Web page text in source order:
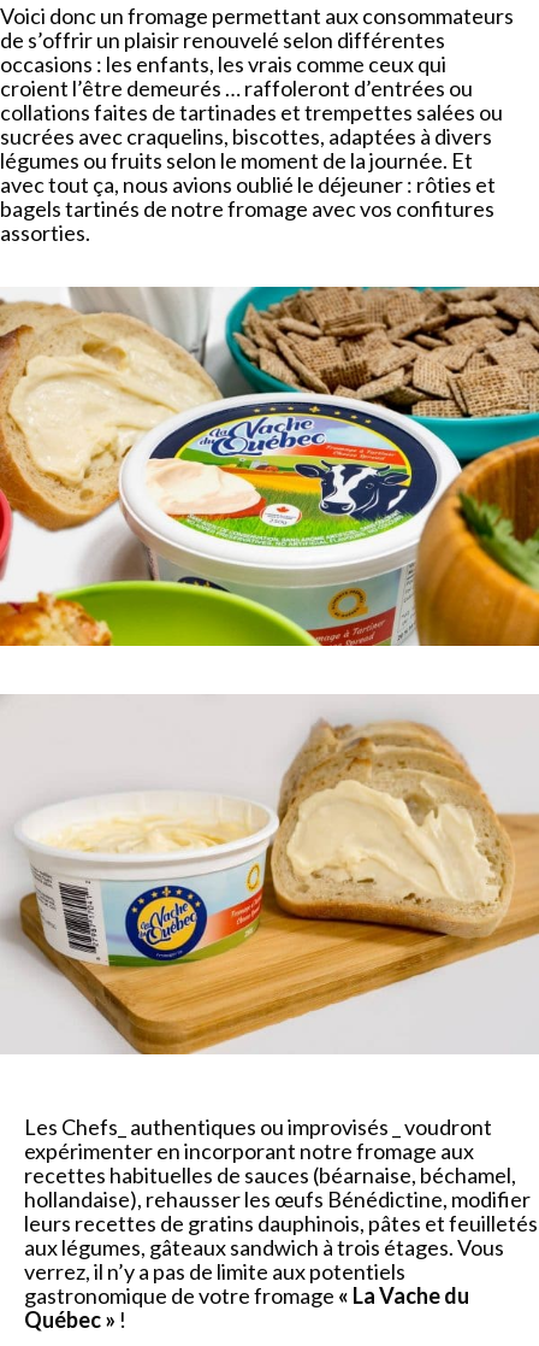
Voici donc un fromage permettant aux consommateurs
de s’offrir un plaisir renouvelé selon différentes
occasions : les enfants, les vrais comme ceux qui
croient l’être demeurés … raffoleront d’entrées ou
collations faites de tartinades et trempettes salées ou
sucrées avec craquelins, biscottes, adaptées à divers
légumes ou fruits selon le moment de la journée. Et
avec tout ça, nous avions oublié le déjeuner : rôties et
bagels tartinés de notre fromage avec vos confitures
assorties.
Les Chefs_ authentiques ou improvisés _ voudront
expérimenter en incorporant notre fromage aux
recettes habituelles de sauces (béarnaise, béchamel,
hollandaise), rehausser les œufs Bénédictine, modifier
leurs recettes de gratins dauphinois, pâtes et feuilletés
aux légumes, gâteaux sandwich à trois étages. Vous
verrez, il n’y a pas de limite aux potentiels
gastronomique de votre fromage « La Vache du
Québec » !